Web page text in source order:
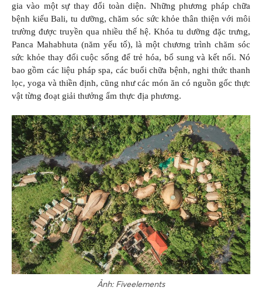
gia vào một sự thay đổi toàn diện. Những phương pháp chữa
bệnh kiểu Bali, tu dưỡng, chăm sóc sức khỏe thân thiện với môi
trường được truyền qua nhiều thế hệ. Khóa tu dưỡng đặc trưng,
Panca Mahabhuta (năm yếu tố), là một chương trình chăm sóc
sức khỏe thay đổi cuộc sống để trẻ hóa, bổ sung và kết nối. Nó
bao gồm các liệu pháp spa, các buổi chữa bệnh, nghi thức thanh
lọc, yoga và thiền định, cũng như các món ăn có nguồn gốc thực
vật từng đoạt giải thưởng ẩm thực địa phương.
Ảnh: Fiveelements